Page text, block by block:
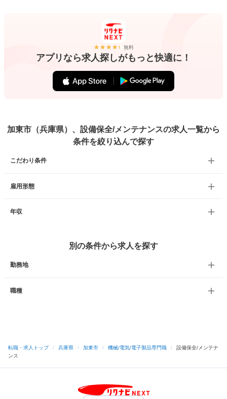
無料
アプリなら求人探しがもっと快適に！
加東市（兵庫県）、設備保全/メンテナンスの求人一覧から
条件を絞り込んで探す
こだわり条件
雇用形態
年収
別の条件から求人を探す
勤務地
職種
転職・求人トップ / 兵庫県 / 加東市 / 機械/電気/電子製品専門職 /
設備保全/メンテナ
ンス